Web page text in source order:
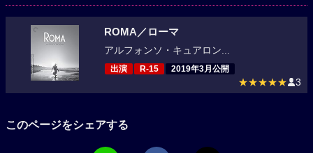
ROMA／ローマ
アルフォンソ・キュアロン...
出演 R-15 2019年3月公開
★★★★★ 3
このページをシェアする